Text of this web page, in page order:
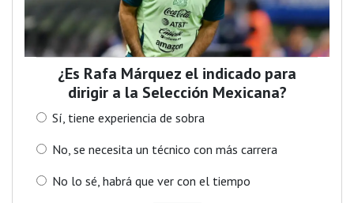
¿Es Rafa Márquez el indicado para
dirigir a la Selección Mexicana?
Sí, tiene experiencia de sobra
No, se necesita un técnico con más carrera
No lo sé, habrá que ver con el tiempo